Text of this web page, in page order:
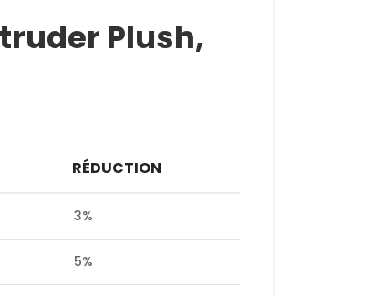
Plush,
RÉDUCTION
3%
5%